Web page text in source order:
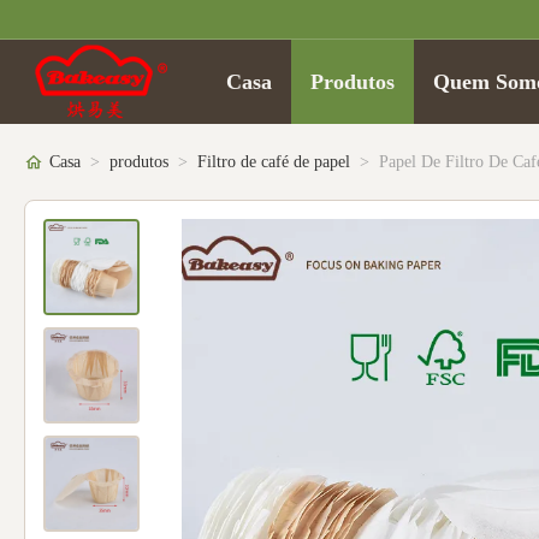
Casa Produtos Quem
Casa > produtos > Filtro de café de papel > Papel De Filtro De